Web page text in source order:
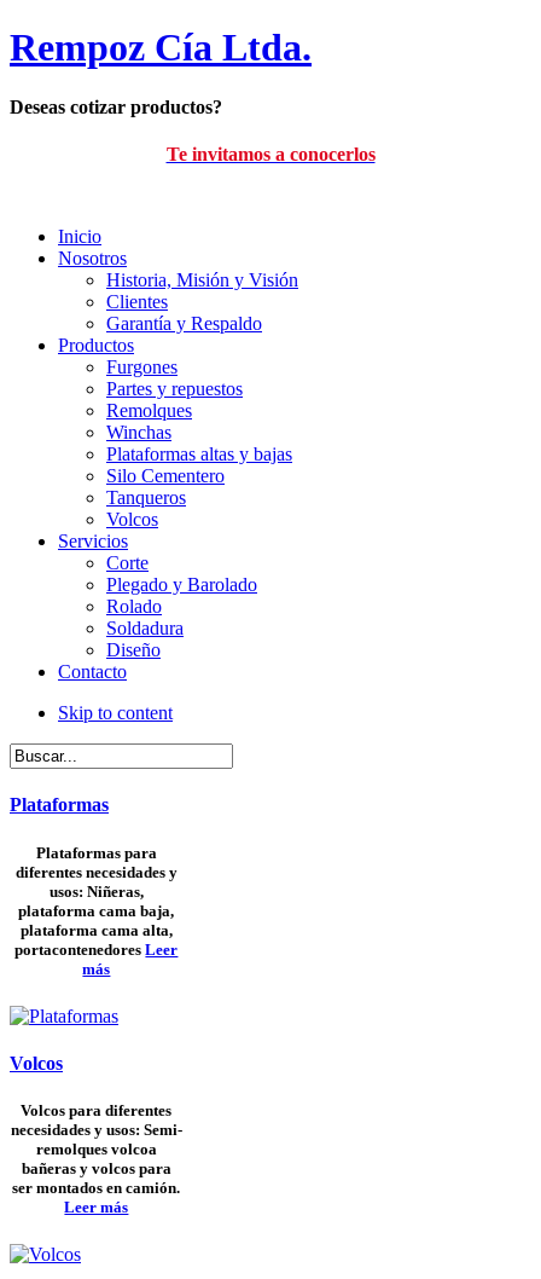
Rempoz Cía Ltda.
Deseas cotizar productos?
Te invitamos a conocerlos
Inicio
Nosotros
Historia, Misión y Visión
Clientes
Garantía y Respaldo
Productos
Furgones
Partes y repuestos
Remolques
Winchas
Plataformas altas y bajas
Silo Cementero
Tanqueros
Volcos
Servicios
Corte
Plegado y Barolado
Rolado
Soldadura
Diseño
Contacto
Skip to content
Plataformas
Plataformas para
diferentes necesidades y
usos: Niñeras,
plataforma cama baja,
plataforma cama alta,
portacontenedoresLeer
más
Volcos
Volcos para diferentes
necesidades y usos: Semi-
remolques volcoa
bañeras y volcos para
ser montados en camión.
Leer más